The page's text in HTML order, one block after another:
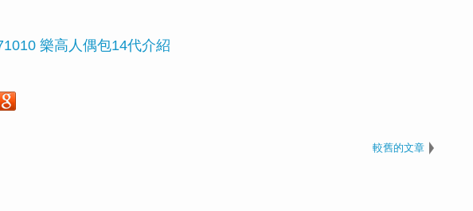
樂高人偶包14代介紹
較舊的文章